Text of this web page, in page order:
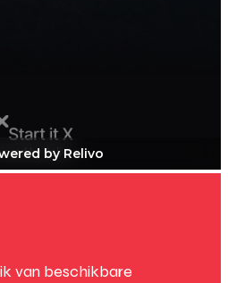
van beschikbare